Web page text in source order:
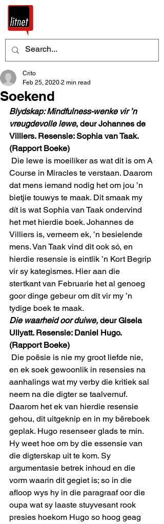
Soekend
Crito
Feb 25, 2020 2 min read
Blydskap: Mindfulness-wenke vir ’n
vreugdevolle lewe, deur Johannes de
Villiers. Resensie: Sophia van Taak.
(Rapport Boeke)
Course in Miracles te verstaan. Daarom
dat mens iemand nodig het om jou ’n
bietjie touwys te maak. Dit smaak my
dít is wat Sophia van Taak ondervind
het met hierdie boek. Johannes de
Villiers is, verneem ek, ’n besielende
mens. Van Taak vind dit ook só, en
hierdie resensie is eintlik ’n Kort Begrip
vir sy kategismes. Hier aan die
stertkant van Februarie het al genoeg
goor dinge gebeur om dit vir my ’n
tydige boek te maak.
Die waarheid oor duiwe, deur Gisela
Ullyatt. Resensie: Daniel Hugo.
(Rapport Boeke)
en ek soek gewoonlik in resensies na
aanhalings wat my verby die kritiek sal
neem na die digter se taalvernuf.
Daarom het ek van hierdie resensie
gehou, dit uitgeknip en in my bêreboek
geplak. Hugo resenseer glads te min.
Hy weet hoe om by die essensie van
die digterskap uit te kom. Sy
argumentasie betrek inhoud en die
vorm waarin dit gegiet is; so in die
afloop wys hy in die paragraaf oor die
oupa wat sy laaste stuyvesant rook
presies hoekom Hugo so hoog geag